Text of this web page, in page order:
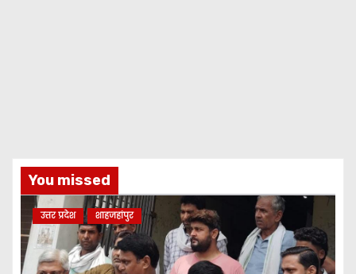
You missed
उत्तर प्रदेश शाहजहांपुर